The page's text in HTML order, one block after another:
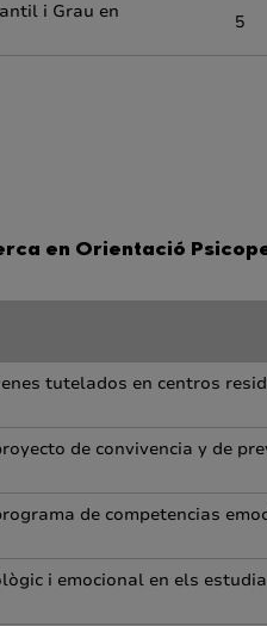
i Grau en
5
en Orientació
tutelados en centros
de convivencia y de
de competencias
i emocional en els